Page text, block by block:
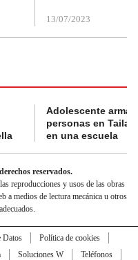
13/07/2023
Adolescente
personas en
en una escuela
reservados.
reproducciones y usos de las obras
a medios de lectura mecánica u otros
Datos
Política de cookies
Soluciones W
Teléfonos